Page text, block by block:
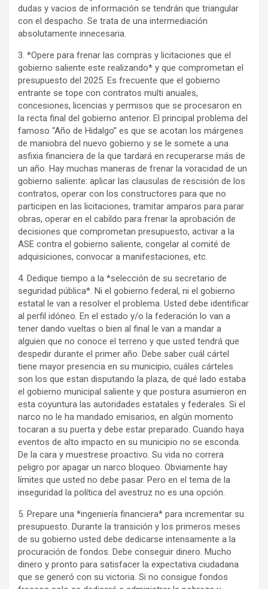
dudas y vacios de información se tendrán que triangular
con el despacho. Se trata de una intermediación
absolutamente innecesaria.
3. *Opere para frenar las compras y licitaciones que el
gobierno saliente este realizando* y que comprometan el
presupuesto del 2025. Es frecuente que el gobierno
entrante se tope con contratos multi anuales,
concesiones, licencias y permisos que se procesaron en
la recta final del gobierno anterior. El principal problema del
famoso “Año de Hidalgo” es que se acotan los márgenes
de maniobra del nuevo gobierno y se le somete a una
asfixia financiera de la que tardará en recuperarse más de
un año. Hay muchas maneras de frenar la voracidad de un
gobierno saliente: aplicar las clausulas de rescisión de los
contratos, operar con los constructores para que no
participen en las licitaciones, tramitar amparos para parar
obras, operar en el cabildo para frenar la aprobación de
decisiones que comprometan presupuesto, activar a la
ASE contra el gobierno saliente, congelar al comité de
adquisiciones, convocar a manifestaciones, etc.
4. Dedique tiempo a la *selección de su secretario de
seguridad pública*. Ni el gobierno federal, ni el gobierno
estatal le van a resolver el problema. Usted debe identificar
al perfil idóneo. En el estado y/o la federación lo van a
tener dando vueltas o bien al final le van a mandar a
alguien que no conoce el terreno y que usted tendrá que
despedir durante el primer año. Debe saber cuál cártel
tiene mayor presencia en su municipio, cuáles cárteles
son los que estan disputando la plaza, de qué lado estaba
el gobierno municipal saliente y que postura asumieron en
esta coyuntura las autoridades estatales y federales. Si el
narco no le ha mandado emisarios, en algún momento
tocaran a su puerta y debe estar preparado. Cuando haya
eventos de alto impacto en su municipio no se esconda.
De la cara y muestrese proactivo. Su vida no correra
peligro por apagar un narco bloqueo. Obviamente hay
límites que usted no debe pasar. Pero en el tema de la
inseguridad la política del avestruz no es una opción.
5. Prepare una *ingeniería financiera* para incrementar su
presupuesto. Durante la transición y los primeros meses
de su gobierno usted debe dedicarse intensamente a la
procuración de fondos. Debe conseguir dinero. Mucho
dinero y pronto para satisfacer la expectativa ciudadana
que se generó con su victoria. Si no consigue fondos